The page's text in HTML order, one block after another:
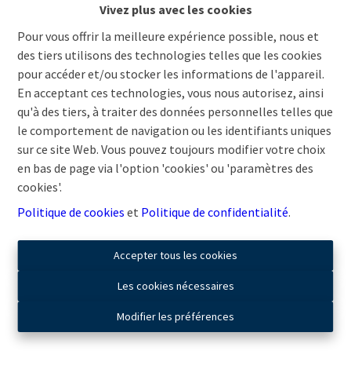
Vivez plus avec les cookies
Pour vous offrir la meilleure expérience possible, nous et
des tiers utilisons des technologies telles que les cookies
pour accéder et/ou stocker les informations de l'appareil.
En acceptant ces technologies, vous nous autorisez, ainsi
qu'à des tiers, à traiter des données personnelles telles que
le comportement de navigation ou les identifiants uniques
sur ce site Web. Vous pouvez toujours modifier votre choix
en bas de page via l'option 'cookies' ou 'paramètres des
cookies'.
Politique de cookies et Politique de confidentialité.
Accepter tous les cookies
Les cookies nécessaires
Modifier les préférences
Oups, cette page n'existe plus
À Vendre À Louer